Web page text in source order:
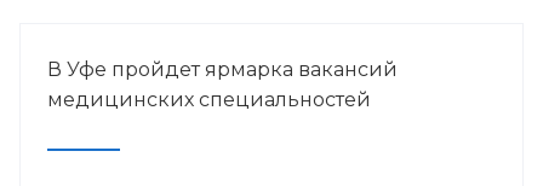
В Уфе пройдет ярмарка вакансий
медицинских специальностей